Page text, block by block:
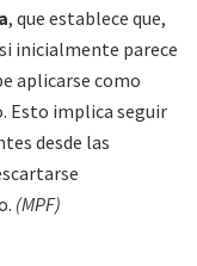
, que establece que,
inicialmente parece
aplicarse como
Esto implica seguir
desde las
(MPF)